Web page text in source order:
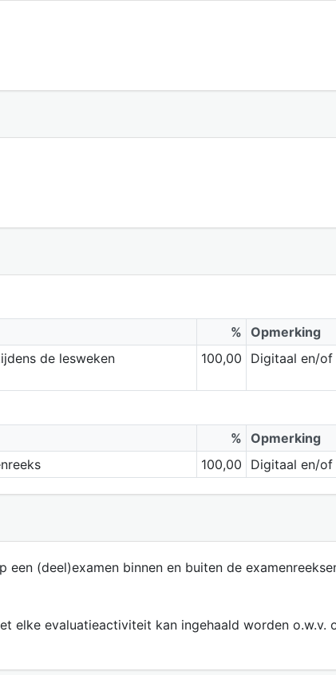
% Opmerking
de lesweken
100,00 Digitaal en/of
% Opmerking
100,00 Digitaal en/of
(deel)examen binnen en buiten de
elke evaluatieactiviteit kan ingehaald worden o.w.v.